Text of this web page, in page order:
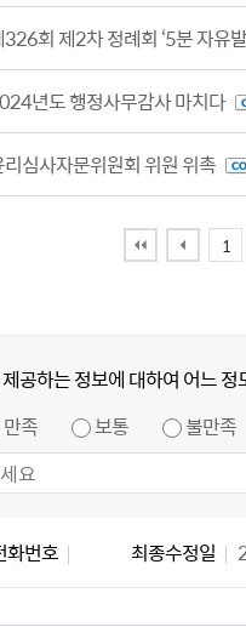
회 제2차 정례회 ‘5분 자유
년도 행정사무감사 마치다
심사자문위원회 위원 위촉
1
공하는 정보에 대하여 어느
만족 보통 불만족
화번호 최종수정일